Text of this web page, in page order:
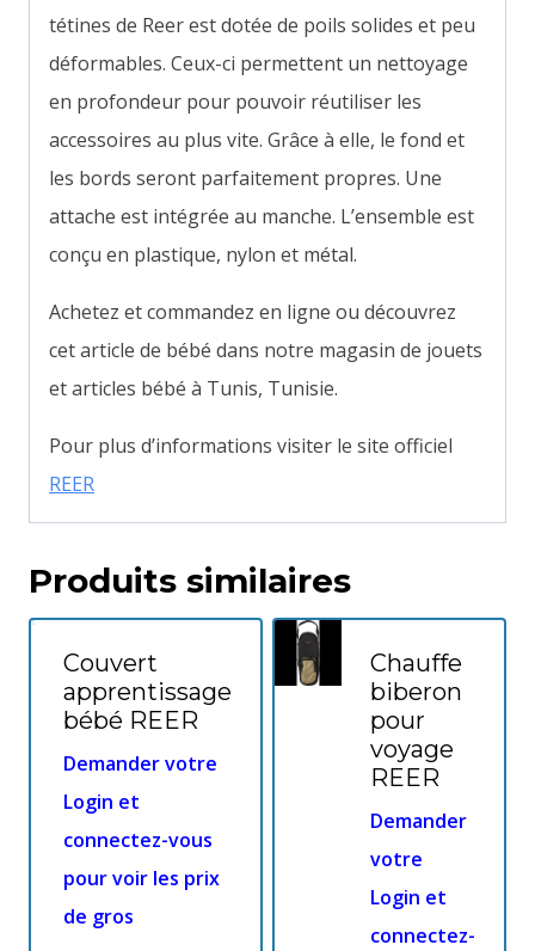
tétines de Reer est dotée de poils solides et peu
déformables. Ceux-ci permettent un nettoyage
en profondeur pour pouvoir réutiliser les
accessoires au plus vite. Grâce à elle, le fond et
les bords seront parfaitement propres. Une
attache est intégrée au manche. L’ensemble est
conçu en plastique, nylon et métal.
Achetez et commandez en ligne ou découvrez
cet article de bébé dans notre magasin de jouets
et articles bébé à Tunis, Tunisie.
Pour plus d’informations visiter le site officiel
REER
Produits similaires
Couvert
apprentissage
bébé REER
Demander votre
Login et
connectez-vous
pour voir les prix
de gros
Chauffe
biberon
pour
voyage
REER
Demander
votre
Login et
connectez-